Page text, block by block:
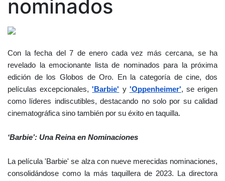
nominados
Con la fecha del 7 de enero cada vez más cercana, se ha
revelado la emocionante lista de nominados para la próxima
edición de los Globos de Oro. En la categoría de cine, dos
películas excepcionales, 'Barbie' y 'Oppenheimer', se erigen
como líderes indiscutibles, destacando no solo por su calidad
cinematográfica sino también por su éxito en taquilla.
‘Barbie’: Una Reina en Nominaciones
La película 'Barbie' se alza con nueve merecidas nominaciones,
consolidándose como la más taquillera de 2023. La directora